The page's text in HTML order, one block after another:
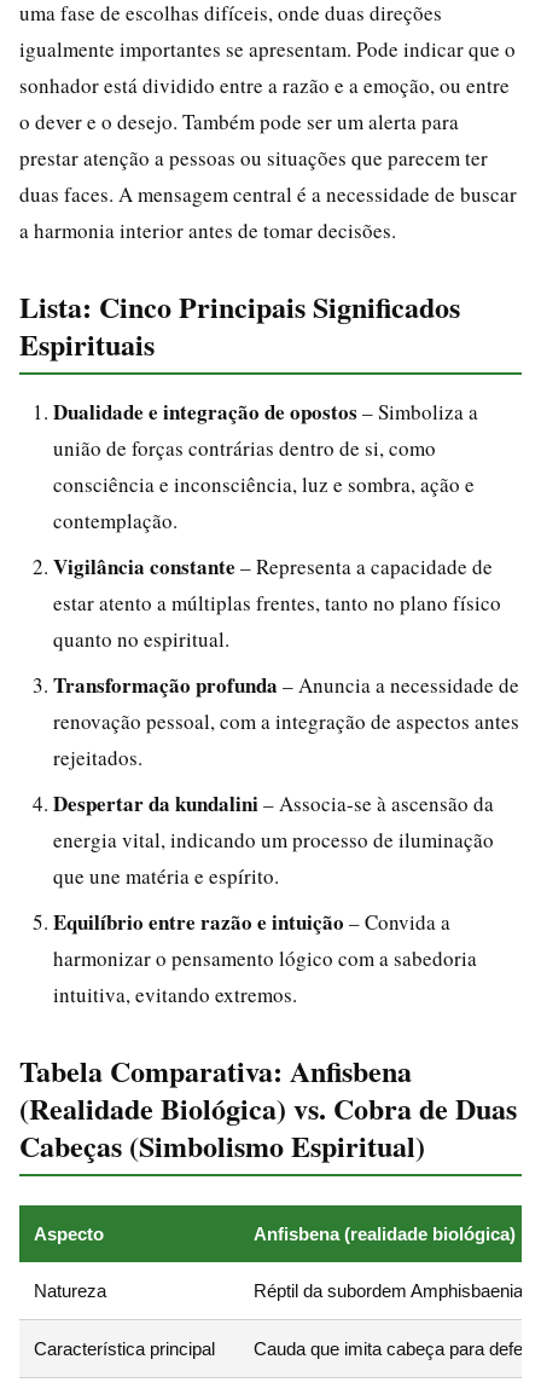
uma fase de escolhas difíceis, onde duas direções
igualmente importantes se apresentam. Pode indicar que o
sonhador está dividido entre a razão e a emoção, ou entre
o dever e o desejo. Também pode ser um alerta para
prestar atenção a pessoas ou situações que parecem ter
duas faces. A mensagem central é a necessidade de buscar
a harmonia interior antes de tomar decisões.
Lista: Cinco Principais Significados
Espirituais
Dualidade e integração de opostos – Simboliza a
união de forças contrárias dentro de si, como
consciência e inconsciência, luz e sombra, ação e
contemplação.
Vigilância constante – Representa a capacidade de
estar atento a múltiplas frentes, tanto no plano físico
quanto no espiritual.
Transformação profunda – Anuncia a necessidade de
renovação pessoal, com a integração de aspectos antes
rejeitados.
Despertar da kundalini– Associa-se à ascensão da
energia vital, indicando um processo de iluminação
que une matéria e espírito.
Equilíbrio entre razão e intuição – Convida a
harmonizar o pensamento lógico com a sabedoria
intuitiva, evitando extremos.
Tabela Comparativa: Anfisbena
(Realidade Biológica) vs. Cobra de Duas
Cabeças (Simbolismo Espiritual)
Aspecto Anfisbena (realidade biológica)
Natureza Réptil da subordem Amphisbaenia,
Característica principal Cauda que imita cabeça para defesa